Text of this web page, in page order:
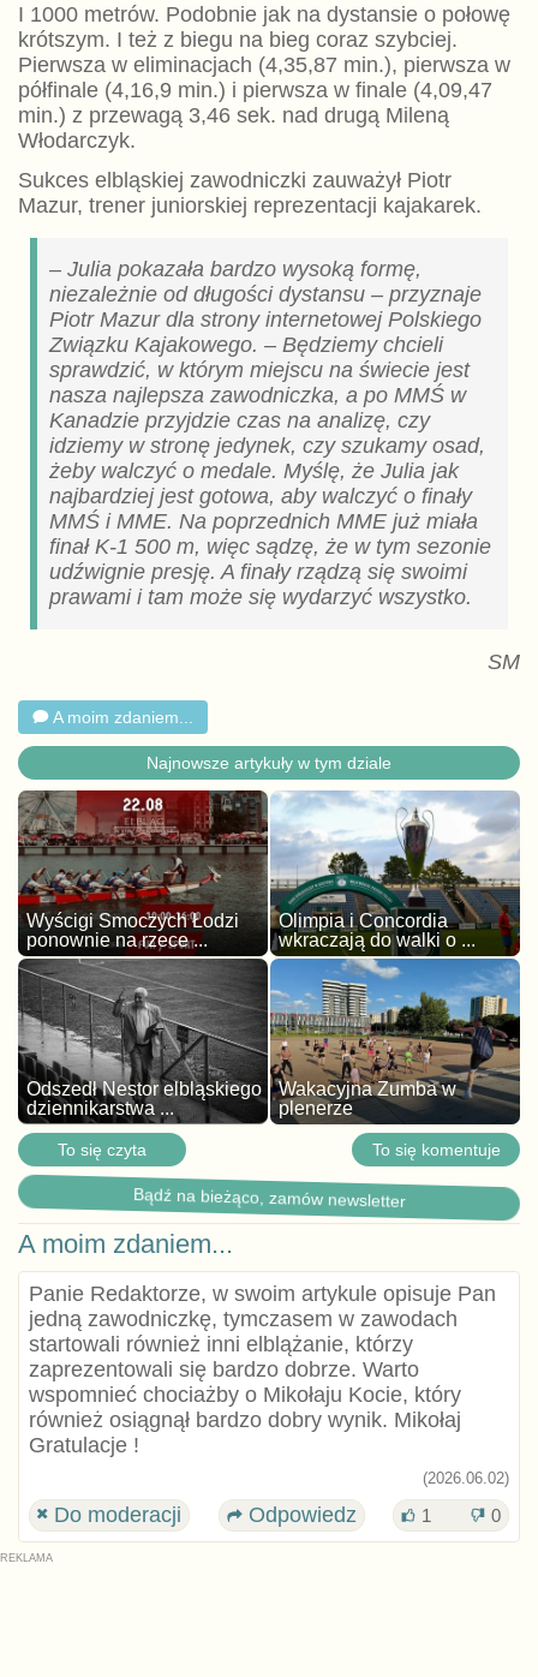
I 1000 metrów. Podobnie jak na dystansie o połowę
krótszym. I też z biegu na bieg coraz szybciej.
Pierwsza w eliminacjach (4,35,87 min.), pierwsza w
półfinale (4,16,9 min.) i pierwsza w finale (4,09,47
min.) z przewagą 3,46 sek. nad drugą Mileną
Włodarczyk.
Sukces elbląskiej zawodniczki zauważył Piotr
Mazur, trener juniorskiej reprezentacji kajakarek.
– Julia pokazała bardzo wysoką formę,
niezależnie od długości dystansu – przyznaje
Piotr Mazur dla strony internetowej Polskiego
Związku Kajakowego. – Będziemy chcieli
sprawdzić, w którym miejscu na świecie jest
nasza najlepsza zawodniczka, a po MMŚ w
Kanadzie przyjdzie czas na analizę, czy
idziemy w stronę jedynek, czy szukamy osad,
żeby walczyć o medale. Myślę, że Julia jak
najbardziej jest gotowa, aby walczyć o finały
MMŚ i MME. Na poprzednich MME już miała
finał K-1 500 m, więc sądzę, że w tym sezonie
udźwignie presję. A finały rządzą się swoimi
prawami i tam może się wydarzyć wszystko.
SM
A moim zdaniem...
Najnowsze artykuły w tym dziale
Wyścigi Smoczych Łodzi
ponownie na rzece ...
Olimpia i Concordia
wkraczają do walki o ...
Odszedł Nestor elbląskiego
dziennikarstwa ...
Wakacyjna Zumba w
plenerze
To się czyta To się komentuje
Bądź na bieżąco, zamów newsletter
A moim zdaniem...
Panie Redaktorze, w swoim artykule opisuje Pan
jedną zawodniczkę, tymczasem w zawodach
startowali również inni elblążanie, którzy
zaprezentowali się bardzo dobrze. Warto
wspomnieć chociażby o Mikołaju Kocie, który
również osiągnął bardzo dobry wynik. Mikołaj
Gratulacje !
(2026.06.02)
Do moderacji Odpowiedz 1 0